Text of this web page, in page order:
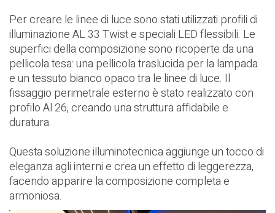
Per creare le linee di luce sono stati utilizzati profili di
illuminazione AL 33 Twist e speciali LED flessibili. Le
superfici della composizione sono ricoperte da una
pellicola tesa: una pellicola traslucida per la lampada
e un tessuto bianco opaco tra le linee di luce. Il
fissaggio perimetrale esterno è stato realizzato con
profilo Al 26, creando una struttura affidabile e
duratura.
Questa soluzione illuminotecnica aggiunge un tocco di
eleganza agli interni e crea un effetto di leggerezza,
facendo apparire la composizione completa e
armoniosa.